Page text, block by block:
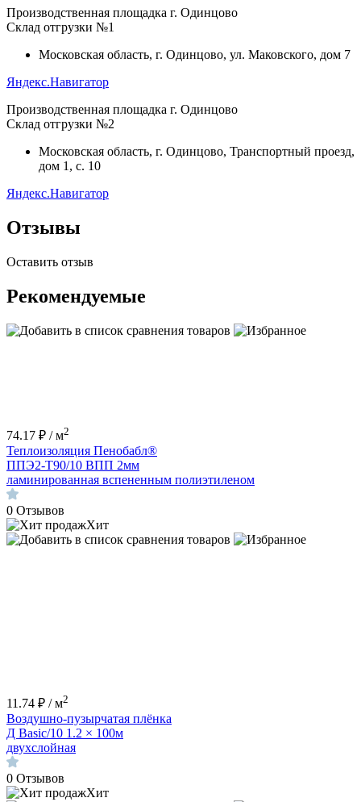
Производственная площадка г. Одинцово
Склад отгрузки №1
Московская область, г. Одинцово, ул. Маковского, дом 7
Яндекс.Навигатор
Производственная площадка г. Одинцово
Склад отгрузки №2
Московская область, г. Одинцово, Транспортный проезд,
дом 1, с. 10
Яндекс.Навигатор
Отзывы
Оставить отзыв
Рекомендуемые
74.17 ₽ / м2
Теплоизоляция Пенобабл®
ППЭ2-Т90/10 ВПП 2мм
ламинированная вспененным полиэтиленом
0 Отзывов
Хит
11.74 ₽ / м2
Воздушно-пузырчатая плёнка
Д Basic/10 1.2 × 100м
двухслойная
0 Отзывов
Хит